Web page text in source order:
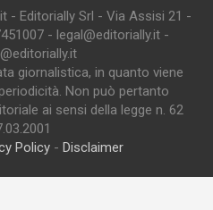
- Editorially Srl - Via Assisi 21 -
- legal@editorially.it -
giornalistica, in quanto viene
Non può pertanto
ai sensi della legge n. 62
Policy- Disclaimer